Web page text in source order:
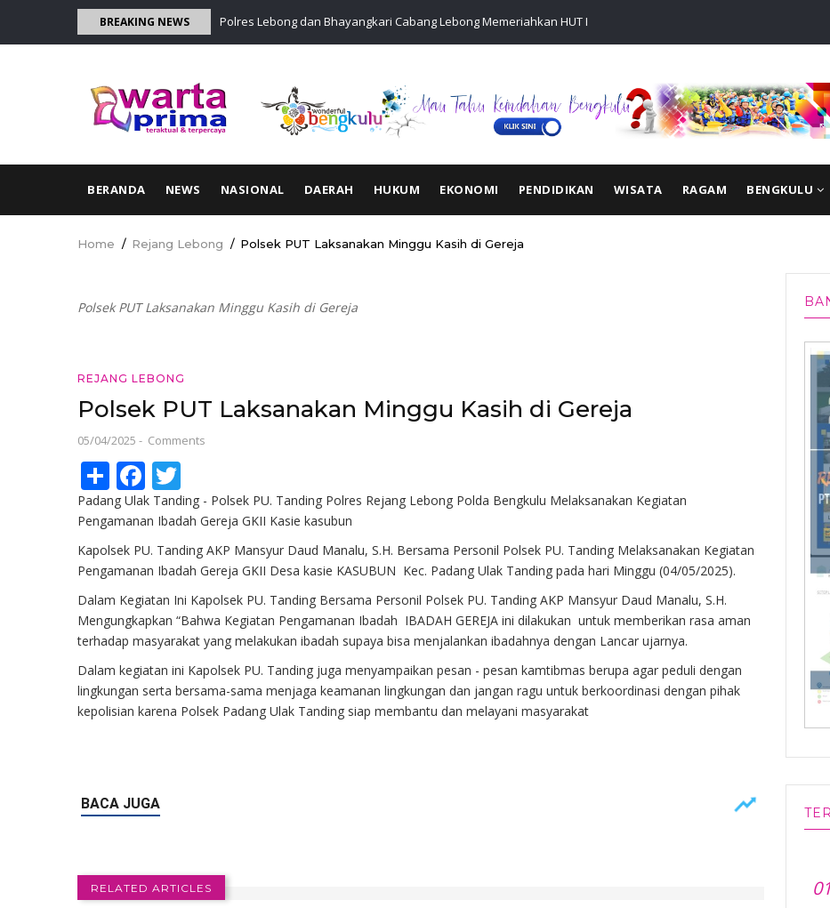
BREAKING NEWS
Berkah, Bagikan Bingkisan
Polres Lebong dan Bhayangkari Cabang Lebong Memeriahkan HUT RI Ke-81 Bersama Anak
Panti Asuhan Di Kabupaten Lebong
Kualitas Material
MAIN
BERANDA NEWS NASIONAL DAERAH HUKUM EKONOMI PENDIDIKAN WISATA RAGAM BENGKULU
Breadcrumb
Home / Rejang Lebong / Polsek PUT Laksanakan Minggu Kasih di Gereja
Polsek PUT Laksanakan Minggu Kasih di Gereja
REJANG LEBONG
Polsek PUT Laksanakan Minggu Kasih di Gereja
05/04/2025 - Comments
ShareFacebook
Padang Ulak Tanding - Polsek PU. Tanding Polres Rejang Lebong Polda Bengkulu Melaksanakan Kegiatan
Pengamanan Ibadah Gereja GKII Kasie kasubun
Kapolsek PU. Tanding AKP Mansyur Daud Manalu, S.H. Bersama Personil Polsek PU. Tanding Melaksanakan Kegiatan
Pengamanan Ibadah Gereja GKII Desa kasie KASUBUN Kec. Padang Ulak Tanding pada hari Minggu (04/05/2025).
Dalam Kegiatan Ini Kapolsek PU. Tanding Bersama Personil Polsek PU. Tanding AKP Mansyur Daud Manalu, S.H.
Mengungkapkan “Bahwa Kegiatan Pengamanan Ibadah IBADAH GEREJA ini dilakukan untuk memberikan rasa aman
terhadap masyarakat yang melakukan ibadah supaya bisa menjalankan ibadahnya dengan Lancar ujarnya.
Dalam kegiatan ini Kapolsek PU. Tanding juga menyampaikan pesan - pesan kamtibmas berupa agar peduli dengan
lingkungan serta bersama-sama menjaga keamanan lingkungan dan jangan ragu untuk berkoordinasi dengan pihak
kepolisian karena Polsek Padang Ulak Tanding siap membantu dan melayani masyarakat
RELATED ARTICLES